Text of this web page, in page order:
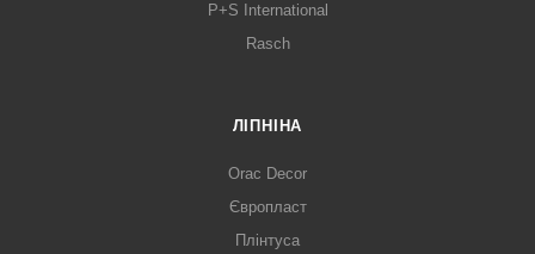
P+S International
Rasch
ЛІПНІНА
Orac Decor
Європласт
Плінтуса